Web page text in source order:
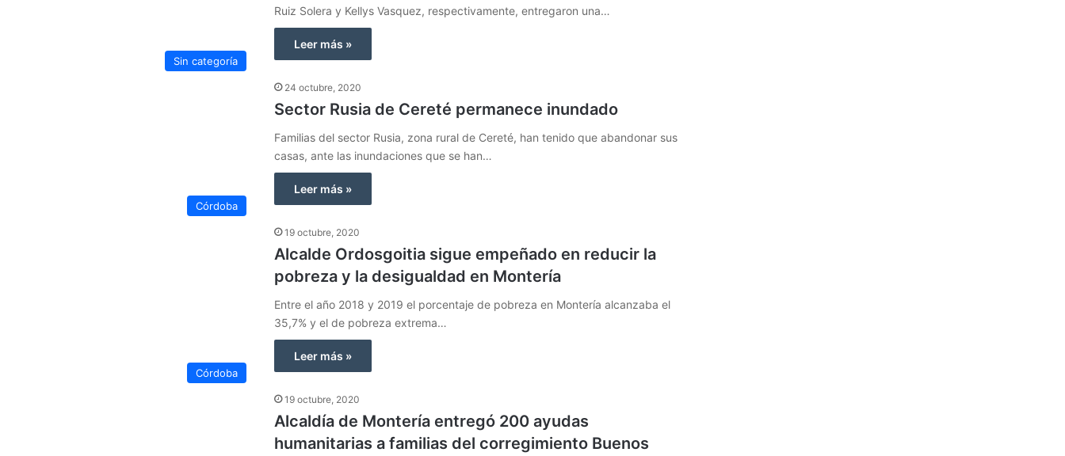
Ruiz Solera y Kellys Vasquez, respectivamente, entregaron una…
Leer más »
Sin categoría
24 octubre, 2020
Sector Rusia de Cereté permanece inundado
Familias del sector Rusia, zona rural de Cereté, han tenido que abandonar sus
casas, ante las inundaciones que se han…
Leer más »
Córdoba
19 octubre, 2020
Alcalde Ordosgoitia sigue empeñado en reducir la
pobreza y la desigualdad en Montería
Entre el año 2018 y 2019 el porcentaje de pobreza en Montería alcanzaba el
35,7% y el de pobreza extrema…
Leer más »
Córdoba
19 octubre, 2020
Alcaldía de Montería entregó 200 ayudas
humanitarias a familias del corregimiento Buenos